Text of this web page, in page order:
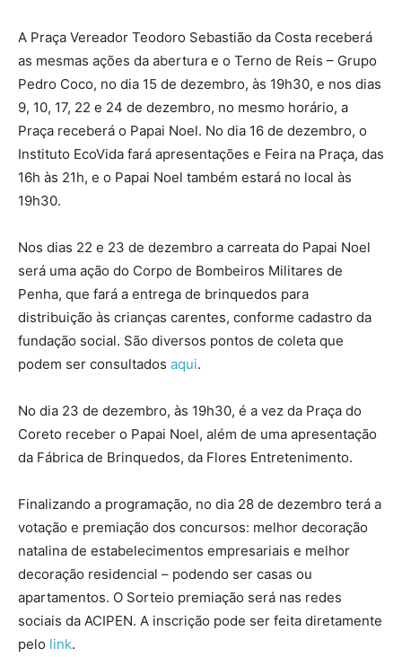
A Praça Vereador Teodoro Sebastião da Costa receberá
as mesmas ações da abertura e o Terno de Reis – Grupo
Pedro Coco, no dia 15 de dezembro, às 19h30, e nos dias
9, 10, 17, 22 e 24 de dezembro, no mesmo horário, a
Praça receberá o Papai Noel. No dia 16 de dezembro, o
Instituto EcoVida fará apresentações e Feira na Praça, das
16h às 21h, e o Papai Noel também estará no local às
19h30.
Nos dias 22 e 23 de dezembro a carreata do Papai Noel
será uma ação do Corpo de Bombeiros Militares de
Penha, que fará a entrega de brinquedos para
distribuição às crianças carentes, conforme cadastro da
fundação social. São diversos pontos de coleta que
podem ser consultados aqui.
No dia 23 de dezembro, às 19h30, é a vez da Praça do
Coreto receber o Papai Noel, além de uma apresentação
da Fábrica de Brinquedos, da Flores Entretenimento.
Finalizando a programação, no dia 28 de dezembro terá a
votação e premiação dos concursos: melhor decoração
natalina de estabelecimentos empresariais e melhor
decoração residencial – podendo ser casas ou
apartamentos. O Sorteio premiação será nas redes
sociais da ACIPEN. A inscrição pode ser feita diretamente
pelo link.